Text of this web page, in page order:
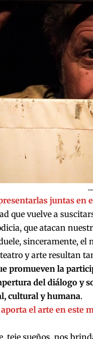
juntas en
que vuelve a
que atacan
sinceramente, el
y arte resultan
promueven la
del diálogo y
cultural y humana.
aporta el arte en